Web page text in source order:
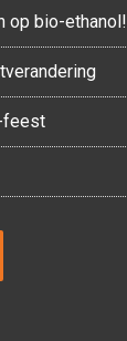
op bio-ethanol!
feest